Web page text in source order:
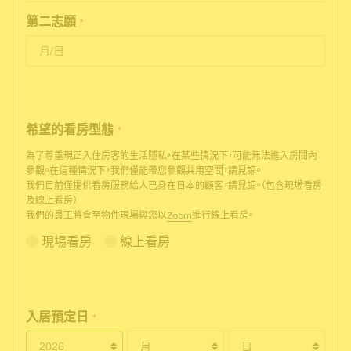
第二志願 *
希望的看房型態 *
為了尊重現正入住房客的生活隱私，在某些情況下，可能無法進入房間內
參觀。在這種情況下，我們僅能帶您參觀共用空間，請見諒。
我們目前僅提供看房服務給人已身在日本的顧客，請見諒。（包含現場看房
及線上看房）
我們的員工將會至物件現場與您以Zoom進行線上看房。
現場看房 線上看房
入居預定日 *